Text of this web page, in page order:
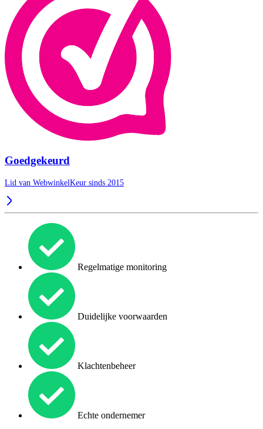
Goedgekeurd
Lid van WebwinkelKeur sinds 2015
Regelmatige monitoring
Duidelijke voorwaarden
Klachtenbeheer
Echte ondernemer